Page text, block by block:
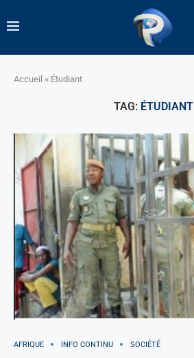
Accueil » Étudiant
TAG: ÉTUDIANT
AFRIQUE INFO CONTINU SOCIÉTÉ